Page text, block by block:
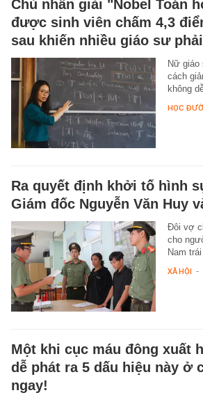
Chủ nhân giải "Nobel Toán
được sinh viên chấm 4,3
sau khiến nhiều giáo sư
Nữ
cách
không
HỌC
Ra quyết định khởi tố hình
Giám đốc Nguyễn Văn Huy
Đôi vợ
cho
Nam trái
XÃ HỘI -
Một khi cục máu đông xuất
dễ phát ra 5 dấu hiệu này ở
ngay!